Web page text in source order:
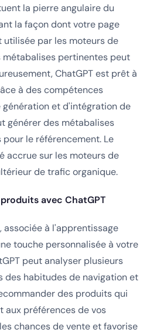
la pierre angulaire du
la façon dont votre page
par les moteurs de
métabalises pertinentes peut
ChatGPT est prêt à
à des compétences
et d'intégration de
générer des métabalises
le référencement. Le
accrue sur les moteurs de
de trafic organique.
avec ChatGPT
à l'apprentissage
touche personnalisée à votre
peut analyser plusieurs
des habitudes de navigation et
des produits qui
aux préférences de vos
chances de vente et favorise